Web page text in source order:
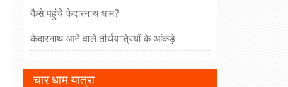
कैसे पहुंचे केदारनाथ धाम?
केदारनाथ आने वाले तीर्थयात्रियों के आंकड़े
चार धाम यात्रा